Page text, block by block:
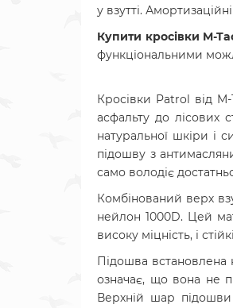
у взутті.
Купити кросівки M-
функціональними
Кросівки Patrol від M-
асфальту до лісових
натуральної шкіри і
підошву з
само володіє
Комбінований верх
нейлон 1000D. Цей
високу міцність, і
Підошва встановлена
означає, що вона не
Верхній шар підошви